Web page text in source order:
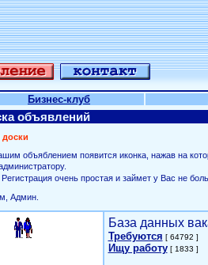
Бизнес-клуб
объявлений
объяблением появится иконка, нажав на
очень простая и займет у Вас не
Админ.
База данных
Требуются [ 64792 ]
Ищу работу[ 1833 ]